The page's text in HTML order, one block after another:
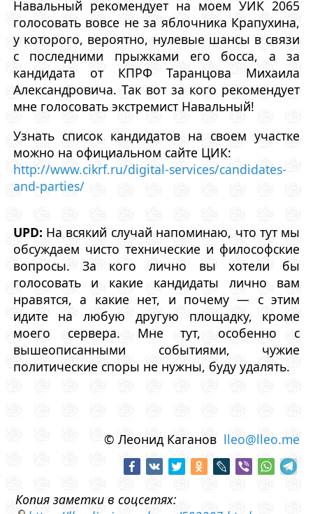
Навальный рекомендует на моем УИК 2065
голосовать вовсе не за яблочника Крапухина,
у которого, вероятно, нулевые шансы в связи
с последними прыжками его босса, а за
кандидата от КПРФ Таранцова Михаила
Александровича. Так вот за кого рекомендует
мне голосовать экстремист Навальный!
Узнать список кандидатов на своем участке
можно на официальном сайте ЦИК:
http://www.cikrf.ru/digital-services/candidates-
and-parties/
UPD: На всякий случай напоминаю, что тут мы
обсуждаем чисто технические и философские
вопросы. За кого лично вы хотели бы
голосовать и какие кандидаты лично вам
нравятся, а какие нет, и почему — с этим
идите на любую другую площадку, кроме
моего сервера. Мне тут, особенно с
вышеописанными событиями, чужие
политические споры не нужны, буду удалять.
© Леонид Каганов lleo@lleo.me
Копия заметки в соцсетях: